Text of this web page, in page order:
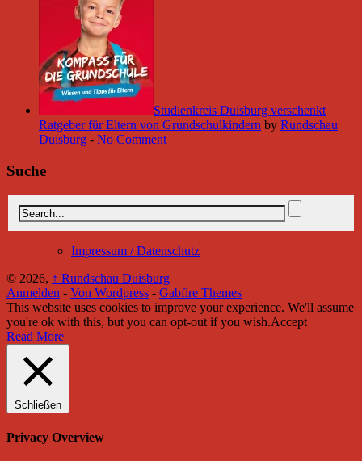
Studienkreis Duisburg verschenkt
Ratgeber für Eltern von Grundschulkindern by Rundschau
Duisburg - No Comment
Suche
Impressum / Datenschutz
© 2026, ↑ Rundschau Duisburg
Anmelden - Von Wordpress - Gabfire Themes
This website uses cookies to improve your experience. We'll assume
you're ok with this, but you can opt-out if you wish.Accept
Read More
Schließen
Privacy Overview